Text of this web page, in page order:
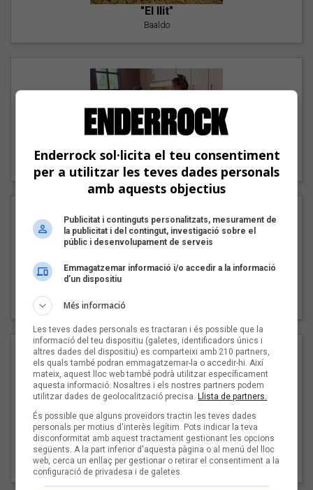
"El llit"
Baaldo
"Lo bueno y lo malo"
Carmen y María
Pep Álvarez amb Joan Muntaner (Xanguito)
"Les cabres"
94 Rules amb Compte
Enderrock sol·licita el teu consentiment
per a utilitzar les teves dades personals
amb aquests objectius
Publicitat i continguts personalitzats, mesurament de
la publicitat i del contingut, investigació sobre el
públic i desenvolupament de serveis
Emmagatzemar informació i/o accedir a la informació
d’un dispositiu
Més informació
Les teves dades personals es tractaran i és possible que la
informació del teu dispositiu (galetes, identificadors únics i
altres dades del dispositiu) es comparteixi amb 210 partners,
els quals també podran emmagatzemar-la o accedir-hi. Així
mateix, aquest lloc web també podrà utilitzar específicament
aquesta informació. Nosaltres i els nostres partners podem
utilitzar dades de geolocalització precisa.Llista de partners.
És possible que alguns proveïdors tractin les teves dades
personals per motius d'interès legítim. Pots indicar la teva
disconformitat amb aquest tractament gestionant les opcions
següents. A la part inferior d'aquesta pàgina o al menú del lloc
web, cerca un enllaç per gestionar o retirar el consentiment a la
configuració de privadesa i de galetes.